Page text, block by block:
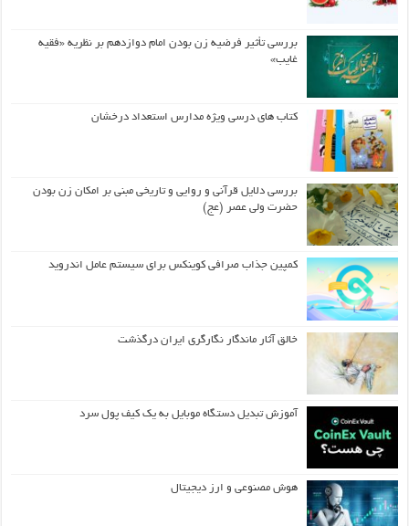
بررسی تأثیر فرضیه زن بودن امام دوازدهم بر نظریه «فقیه
غایب»
کتاب های درسی ویژه مدارس استعداد درخشان
بررسی دلایل قرآنی و روایی و تاریخی مبنی بر امکان زن بودن
حضرت ولی عصر (عج)
کمپین جذاب صرافی کوینکس برای سیستم عامل اندروید
خالق آثار ماندگار نگارگری ایران درگذشت
آموزش تبدیل دستگاه موبایل به یک کیف‌ پول سرد
هوش مصنوعی و ارز دیجیتال